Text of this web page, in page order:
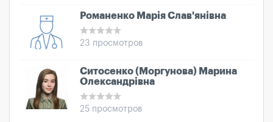
Романенко Марія Слав'янівна
23 просмотров
Ситосенко (Моргунова) Марина
Олександрівна
25 просмотров